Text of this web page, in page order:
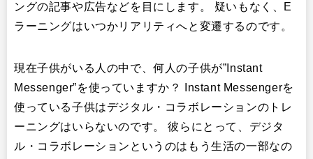
ングの記事や広告などを目にします。 疑いもなく、E
ラーニングはいつかリアリティへと変遷するのです。
現在子供がいる人の中で、何人の子供が”Instant
Messenger”を使っていますか？ Instant Messengerを
使っている子供はデジタル・コラボレーションのトレ
ーニングはいらないのです。 彼らにとって、デジタ
ル・コラボレーションというのはもう生活の一部なの